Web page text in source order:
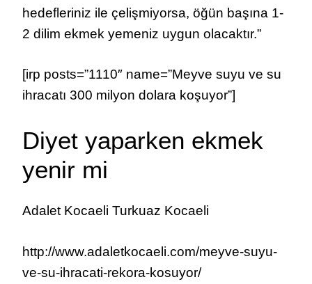
hedefleriniz ile çelişmiyorsa, öğün başına 1-
2 dilim ekmek yemeniz uygun olacaktır.”
[irp posts=”1110″ name=”Meyve suyu ve su
ihracatı 300 milyon dolara koşuyor”]
Diyet yaparken ekmek
yenir mi
Adalet Kocaeli Turkuaz Kocaeli
http://www.adaletkocaeli.com/meyve-suyu-
ve-su-ihracati-rekora-kosuyor/